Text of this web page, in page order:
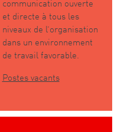
communication ouverte
et directe à tous les
niveaux de l’organisation
dans un environnement
de travail favorable.
Postes vacants